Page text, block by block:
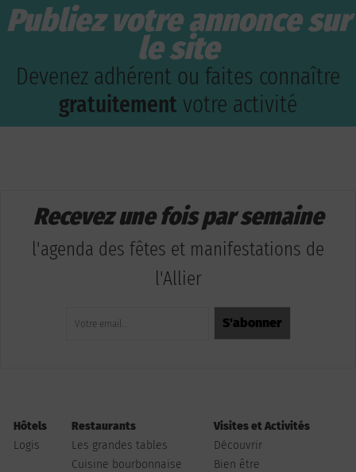
Publiez votre annonce sur
le site
Devenez adhérent ou faites connaître
gratuitement votre activité
Recevez une fois par semaine
l'agenda des fêtes et manifestations de
l'Allier
Hôtels
Logis
Restaurants
Les grandes tables
Cuisine bourbonnaise
Visites et Activités
Découvrir
Bien être